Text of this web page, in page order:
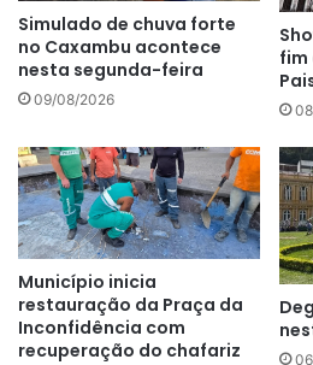
Simulado de chuva forte
no Caxambu acontece
nesta segunda-feira
09/08/2026
fim
Município inicia
restauração da Praça da
Inconfidência com
recuperação do chafariz